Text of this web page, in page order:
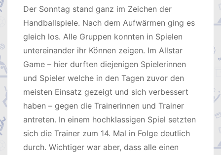
Der Sonntag stand ganz im Zeichen der
Handballspiele. Nach dem Aufwärmen ging es
gleich los. Alle Gruppen konnten in Spielen
untereinander ihr Können zeigen. Im Allstar
Game – hier durften diejenigen Spielerinnen
und Spieler welche in den Tagen zuvor den
meisten Einsatz gezeigt und sich verbessert
haben – gegen die Trainerinnen und Trainer
antreten. In einem hochklassigen Spiel setzten
sich die Trainer zum 14. Mal in Folge deutlich
durch. Wichtiger war aber, dass alle einen